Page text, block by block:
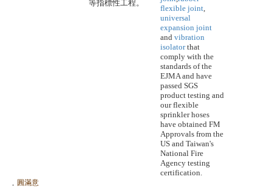
等指標性工程。
flexible joint
universal
expansion joint
and vibration
isolatorthat
comply with the
standards of the
EJMA and have
passed SGS
product testing and
our flexible
sprinkler hoses
have obtained FM
Approvals from the
US and Taiwan's
National Fire
Agency testing
certification.
． 圓滿意